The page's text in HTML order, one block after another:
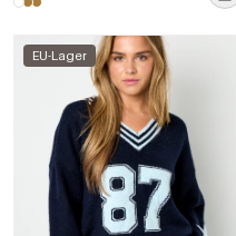
EU-Lager